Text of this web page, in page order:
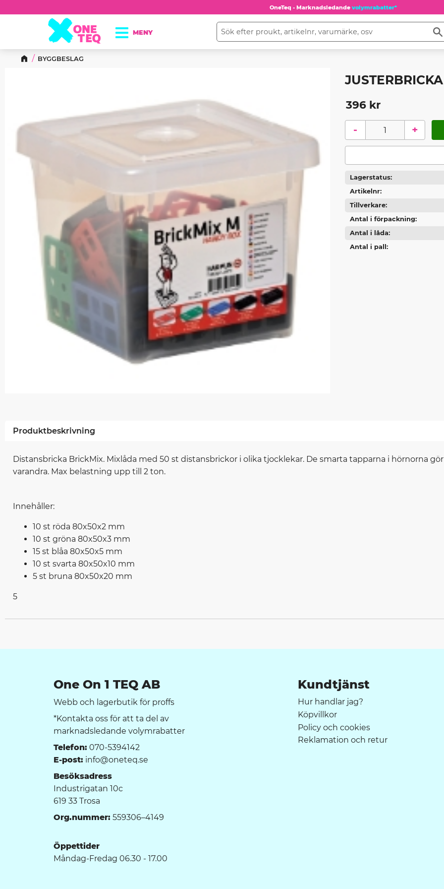
OneTeq - Marknadsledande volymrabatter*
BYGGBESLAG
396kr
+
-
Lagerstatus
Artikelnr
Tillverkare
Antal i förpackning
Antal i låda
Antal i pall
Produktbeskrivning
Distansbricka BrickMix. Mixlåda med 50 st distansbrickor i olika tjocklekar. De smarta tapparna i hörnorna
varandra. Max belastning upp till 2 ton.
Innehåller:
10 st röda 80x50x2 mm
10 st gröna 80x50x3 mm
15 st blåa 80x50x5 mm
10 st svarta 80x50x10 mm
5 st bruna 80x50x20 mm
5
One On 1 TEQ AB
Webb och lagerbutik för proffs
*Kontakta oss för att ta del av
marknadsledande volymrabatter
Telefon: 070-5394142
E-post: info@oneteq.se
Besöksadress
Industrigatan 10c
619 33 Trosa
Org.nummer: 559306–4149
Öppettider
Måndag-Fredag 06.30 - 17.00
Kundtjänst
Hur handlar jag?
Köpvillkor
Policy och cookies
Reklamation och retur